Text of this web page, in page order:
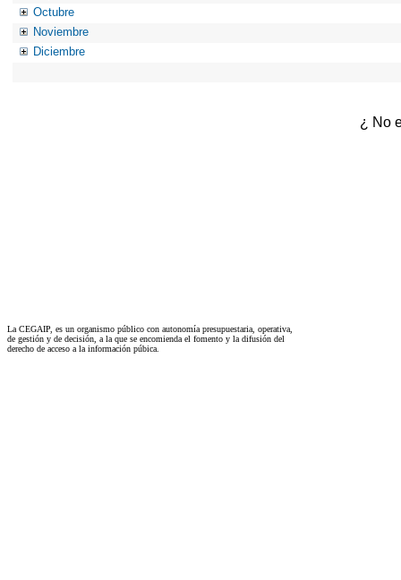
Octubre
Noviembre
Diciembre
¿ No
La CEGAIP, es un organismo público con autonomía presupuestaria, operativa,
de gestión y de decisión, a la que se encomienda el fomento y la difusión del
derecho de acceso a la información púbica.